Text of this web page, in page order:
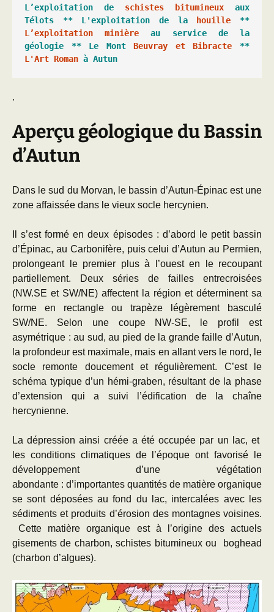
L’exploitation de schistes bitumineux aux
Télots ** L'exploitation de la houille
L’exploitation minière au service de la
géologie ** Le Mont Beuvray et Bibracte
L'Art Roman à Autun
.
Aperçu géologique du Bassin
d’Autun
Dans le sud du Morvan, le bassin d’Autun-Épinac est une
zone affaissée dans le vieux socle hercynien.
Il s’est formé en deux épisodes : d’abord le petit bassin
d’Épinac, au Carbonifère, puis celui d’Autun au Permien,
prolongeant le premier plus à l’ouest en le recoupant
partiellement. Deux séries de failles entrecroisées
(NW.SE et SW/NE) affectent la région et déterminent sa
forme en rectangle ou trapèze légèrement basculé
SW/NE. Selon une coupe NW-SE, le profil est
asymétrique : au sud, au pied de la grande faille d’Autun,
la profondeur est maximale, mais en allant vers le nord, le
socle remonte doucement et régulièrement. C’est le
schéma typique d’un hémi-graben, résultant de la phase
d’extension qui a suivi l’édification de la chaîne
hercynienne.
La dépression ainsi créée a été occupée par un lac, et
les conditions climatiques de l’époque ont favorisé le
développement d’une végétation
abondante : d’importantes quantités de matière organique
se sont déposées au fond du lac, intercalées avec les
sédiments et produits d’érosion des montagnes voisines.
Cette matière organique est à l’origine des actuels
gisements de charbon, schistes bitumineux ou boghead
(charbon d’algues).